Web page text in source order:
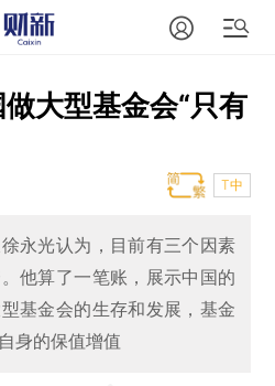
大型基金会“只有
T中
永光认为，目前有三个因素
他算了一笔账，展示中国的
基金会的生存和发展，基金
身的保值增值